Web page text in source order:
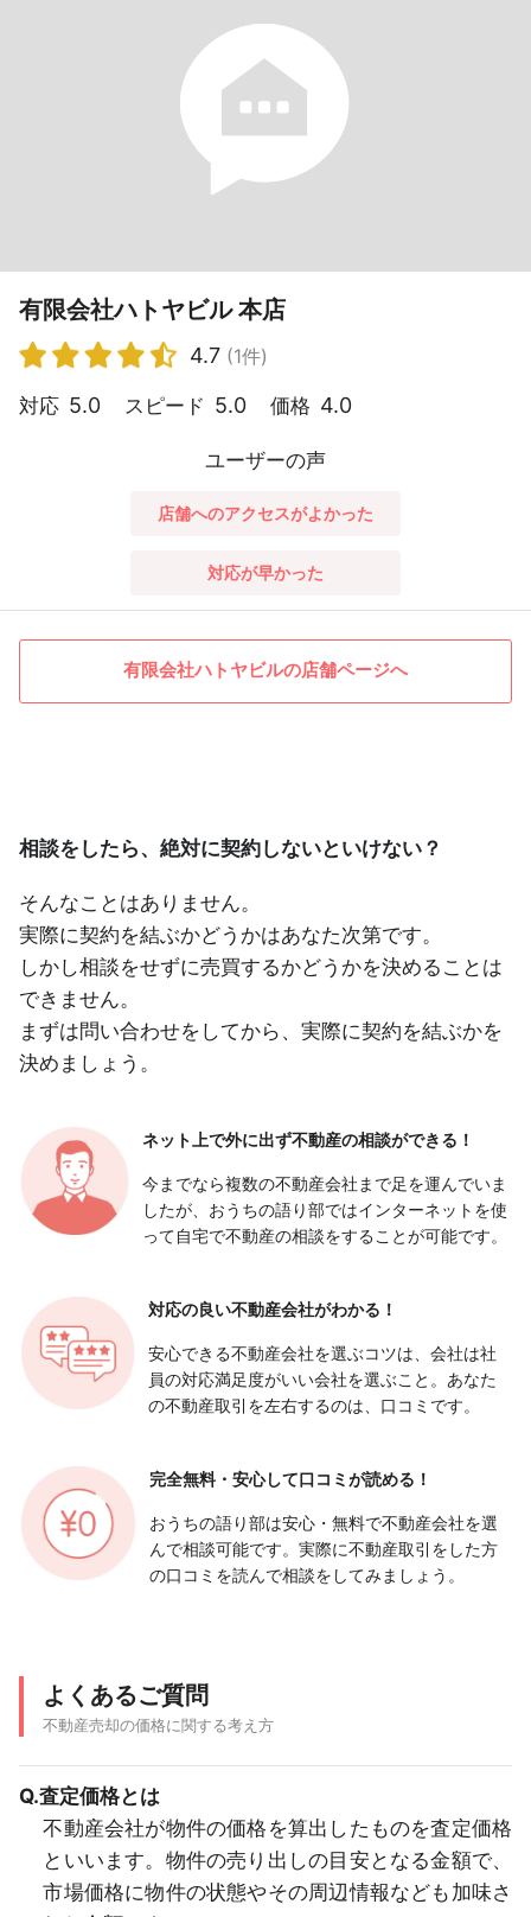
有限会社ハトヤビル 本店
4.7 (1件)
対応 5.0 スピード 5.0 価格 4.0
ユーザーの声
店舗へのアクセスがよかった
対応が早かった
有限会社ハトヤビルの店舗ページへ
相談をしたら、絶対に契約しないといけない？
そんなことはありません。
実際に契約を結ぶかどうかはあなた次第です。
しかし相談をせずに売買するかどうかを決めることは
できません。
まずは問い合わせをしてから、実際に契約を結ぶかを
決めましょう。
ネット上で外に出ず不動産の相談ができる！
今までなら複数の不動産会社まで足を運んでいま
したが、おうちの語り部ではインターネットを使
って自宅で不動産の相談をすることが可能です。
対応の良い不動産会社がわかる！
安心できる不動産会社を選ぶコツは、会社は社
員の対応満足度がいい会社を選ぶこと。あなた
の不動産取引を左右するのは、口コミです。
完全無料・安心して口コミが読める！
おうちの語り部は安心・無料で不動産会社を選
んで相談可能です。実際に不動産取引をした方
の口コミを読んで相談をしてみましょう。
よくあるご質問
不動産売却の価格に関する考え方
Q.査定価格とは
不動産会社が物件の価格を算出したものを査定価格
といいます。物件の売り出しの目安となる金額で、
市場価格に物件の状態やその周辺情報なども加味さ